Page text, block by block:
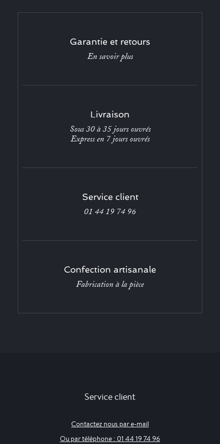
Garantie et retours
En savoir plus
Livraison
Sous 30 à 35 jours ouvrés
Express en 7 jours ouvrés
Service client
01 44 19 74 96
Confection artisanale
Fabrication à la pièce
Service client
Contactez nous par e-mail
Ou par téléphone : 01 44 19 74 96